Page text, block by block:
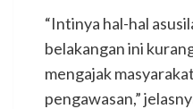
“Intinya hal-hal
belakangan ini
mengajak
pengawasan,”